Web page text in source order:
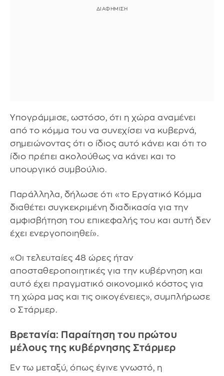
Υπογράμμισε, ωστόσο, ότι η χώρα αναμένει
από το κόμμα του να συνεχίσει να κυβερνά,
σημειώνοντας ότι ο ίδιος αυτό κάνει και ότι το
ίδιο πρέπει ακολούθως να κάνει και το
υπουργικό συμβούλιο.
Παράλληλα, δήλωσε ότι «το Εργατικό Κόμμα
διαθέτει συγκεκριμένη διαδικασία για την
αμφισβήτηση του επικεφαλής του και αυτή δεν
έχει ενεργοποιηθεί».
«Οι τελευταίες 48 ώρες ήταν
αποσταθεροποιητικές για την κυβέρνηση και
αυτό έχει πραγματικό οικονομικό κόστος για
τη χώρα μας και τις οικογένειες», συμπλήρωσε
ο Στάρμερ.
Βρετανία: Παραίτηση του πρώτου
μέλους της κυβέρνησης Στάρμερ
Εν τω μεταξύ, όπως έγινε γνωστό, η